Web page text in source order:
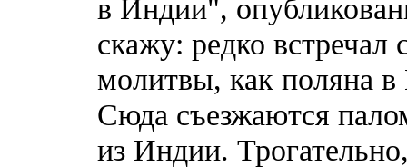
в Индии",
скажу: редко встречал
молитвы, как поляна в
Сюда съезжаются
из Индии.